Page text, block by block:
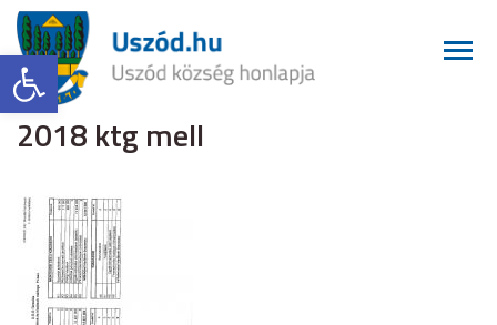
Eszköztár megnyitása
2018 ktg mell